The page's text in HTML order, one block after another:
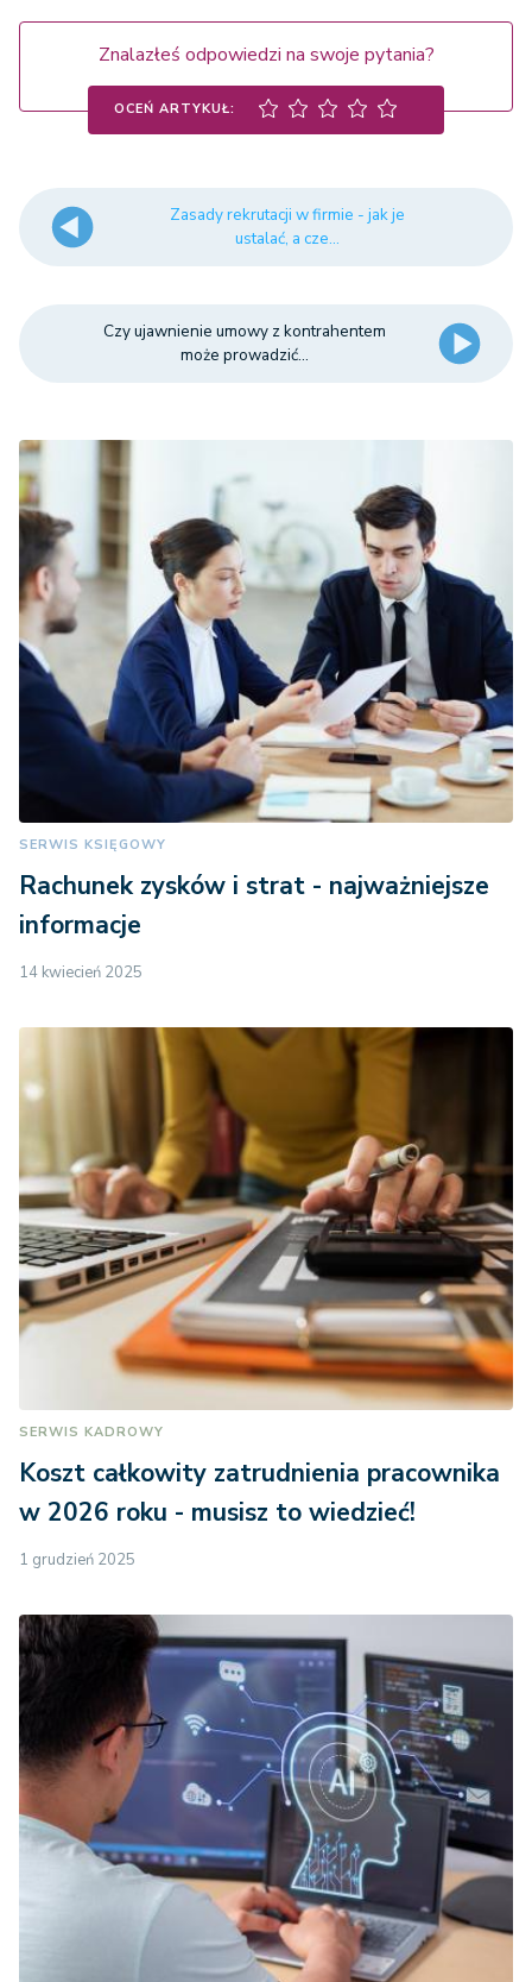
Znalazłeś odpowiedzi na swoje pytania?
OCEŃ ARTYKUŁ:
Zasady rekrutacji w firmie - jak je
ustalać, a cze...
Czy ujawnienie umowy z kontrahentem
może prowadzić...
SERWIS KSIĘGOWY
Rachunek zysków i strat - najważniejsze
informacje
14 kwiecień 2025
SERWIS KADROWY
Koszt całkowity zatrudnienia pracownika
w 2026 roku - musisz to wiedzieć!
1 grudzień 2025